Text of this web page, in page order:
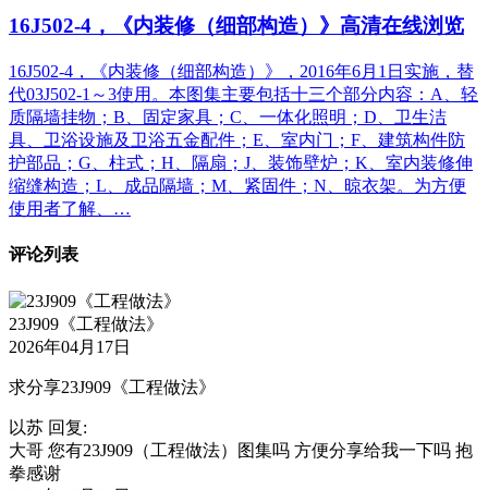
16J502-4，《内装修（细部构造）》高清在线浏览
16J502-4，《内装修（细部构造）》，2016年6月1日实施，替
代03J502-1～3使用。本图集主要包括十三个部分内容：A、轻
质隔墙挂物；B、固定家具；C、一体化照明；D、卫生洁
具、卫浴设施及卫浴五金配件；E、室内门；F、建筑构件防
护部品；G、柱式；H、隔扇；J、装饰壁炉；K、室内装修伸
缩缝构造；L、成品隔墙；M、紧固件；N、晾衣架。为方便
使用者了解、…
评论列表
23J909《工程做法》
2026年04月17日
求分享23J909《工程做法》
以苏 回复:
大哥 您有23J909（工程做法）图集吗 方便分享给我一下吗 抱
拳感谢